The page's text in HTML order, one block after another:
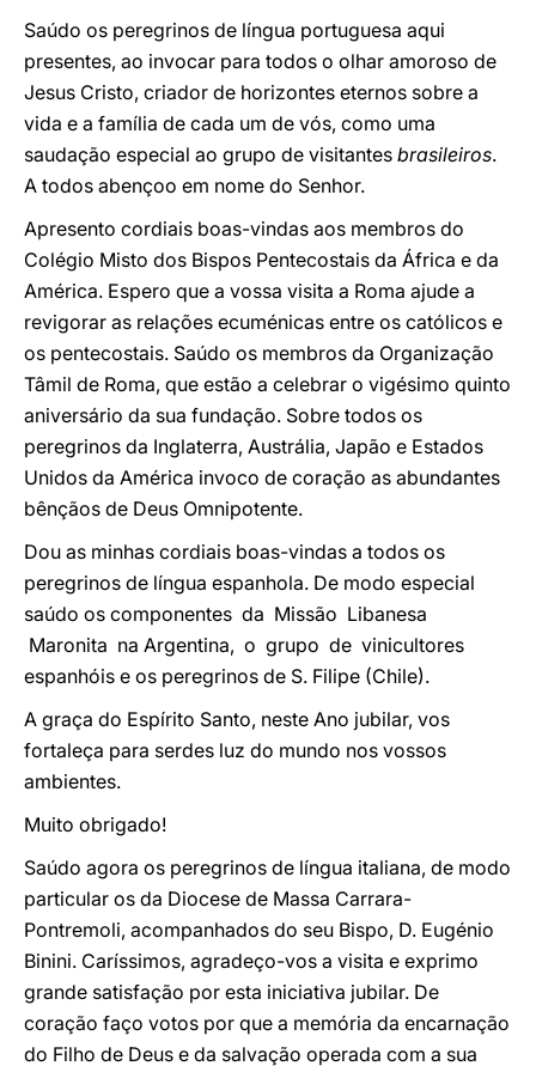
Saúdo os peregrinos de língua portuguesa aqui
presentes, ao invocar para todos o olhar amoroso de
Jesus Cristo, criador de horizontes eternos sobre a
vida e a família de cada um de vós, como uma
saudação especial ao grupo de visitantes brasileiros.
A todos abençoo em nome do Senhor.
Apresento cordiais boas-vindas aos membros do
Colégio Misto dos Bispos Pentecostais da África e da
América. Espero que a vossa visita a Roma ajude a
revigorar as relações ecuménicas entre os católicos e
os pentecostais. Saúdo os membros da Organização
Tâmil de Roma, que estão a celebrar o vigésimo quinto
aniversário da sua fundação. Sobre todos os
peregrinos da Inglaterra, Austrália, Japão e Estados
Unidos da América invoco de coração as abundantes
bênçãos de Deus Omnipotente.
Dou as minhas cordiais boas-vindas a todos os
peregrinos de língua espanhola. De modo especial
saúdo os componentes da Missão Libanesa
Maronita na Argentina, o grupo de vinicultores
espanhóis e os peregrinos de S. Filipe (Chile).
A graça do Espírito Santo, neste Ano jubilar, vos
fortaleça para serdes luz do mundo nos vossos
ambientes.
Muito obrigado!
Saúdo agora os peregrinos de língua italiana, de modo
particular os da Diocese de Massa Carrara-
Pontremoli, acompanhados do seu Bispo, D. Eugénio
Binini. Caríssimos, agradeço-vos a visita e exprimo
grande satisfação por esta iniciativa jubilar. De
coração faço votos por que a memória da encarnação
do Filho de Deus e da salvação operada com a sua